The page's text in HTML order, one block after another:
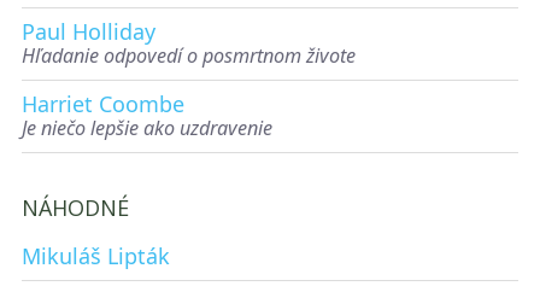
Paul Holliday
Hľadanie odpovedí o posmrtnom živote
Harriet Coombe
Je niečo lepšie ako uzdravenie
NÁHODNÉ
Mikuláš Lipták